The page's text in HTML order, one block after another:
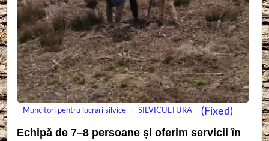
Muncitori pentru lucrari silvice SILVICULTURA (Fixed)
Echipă de 7–8 persoane și oferim servicii în